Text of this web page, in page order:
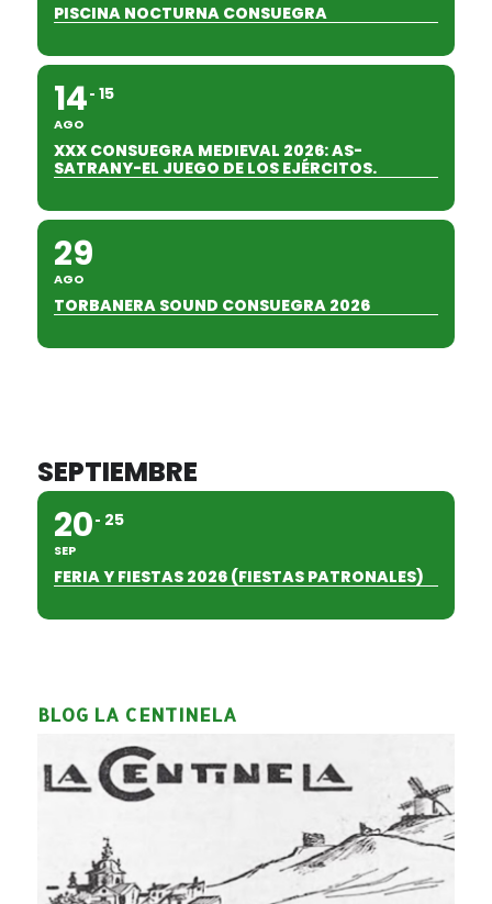
PISCINA NOCTURNA CONSUEGRA
14
AGO
15
XXX CONSUEGRA MEDIEVAL 2026: AS-
SATRANY-EL JUEGO DE LOS EJÉRCITOS.
29
AGO
TORBANERA SOUND CONSUEGRA 2026
SEPTIEMBRE
20
SEP
25
FERIA Y FIESTAS 2026 (FIESTAS PATRONALES)
BLOG LA CENTINELA